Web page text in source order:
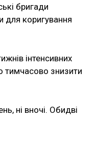
бригади
для коригування
інтенсивних
тимчасово знизити
ні вночі. Обидві